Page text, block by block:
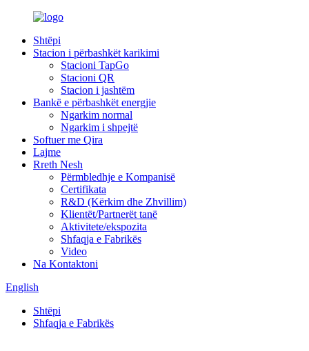
Shtëpi
Stacion i përbashkët karikimi
Stacioni TapGo
Stacioni QR
Stacion i jashtëm
Bankë e përbashkët energjie
Ngarkim normal
Ngarkim i shpejtë
Softuer me Qira
Lajme
Rreth Nesh
Përmbledhje e Kompanisë
Certifikata
R&D (Kërkim dhe Zhvillim)
Klientët/Partnerët tanë
Aktivitete/ekspozita
Shfaqja e Fabrikës
Video
Na Kontaktoni
English
Shtëpi
Shfaqja e Fabrikës